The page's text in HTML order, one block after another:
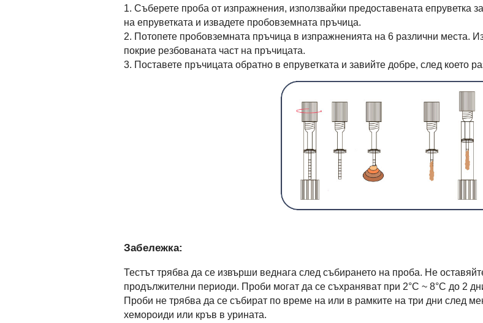
1. Съберете проба от изпражнения, използвайки предоставената епруветка
на епруветката и извадете пробовземната пръчица.
2. Потопете пробовземната пръчица в изпражненията на 6 различни места.
покрие резбованата част на пръчицата.
3. Поставете пръчицата обратно в епруветката и завийте добре, след което
Забележка:
Тестът трябва да се извърши веднага след събирането на проба. Не
продължителни периоди. Проби могат да се съхраняват при 2°C ~ 8°C до 2
Проби не трябва да се събират по време на или в рамките на три дни след
хемороиди или кръв в урината.